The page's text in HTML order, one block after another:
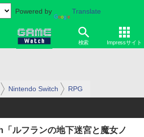
Powered by Translate
検索 Impressサイト
Nintendo Switch RPG
ルフランの地下迷宮と魔女ノ